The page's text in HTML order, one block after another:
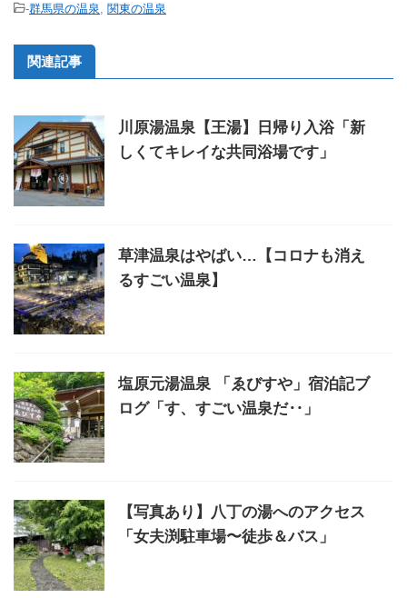
-群馬県の温泉 関東の温泉
関連記事
川原湯温泉【王湯】日帰り入浴「新
しくてキレイな共同浴場です」
草津温泉はやばい…【コロナも消え
るすごい温泉】
塩原元湯温泉 「ゑびすや」宿泊記ブ
ログ「す、すごい温泉だ‥」
【写真あり】八丁の湯へのアクセス
「女夫渕駐車場〜徒歩＆バス」